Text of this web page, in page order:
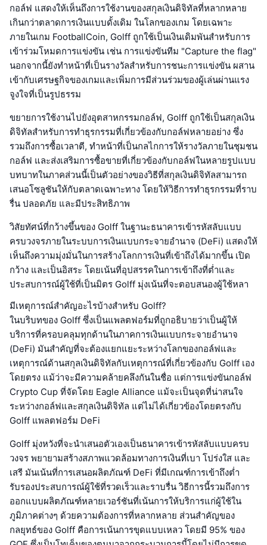
กอล์ฟ แสดงให้เห็นถึงการใช้งานของสกุลเงินดิจิทัลที่หลากหลาย
เกินกว่าตลาดการเงินแบบดั้งเดิม ในโลกของเกม โดยเฉพาะ
ภายในเกม FootballCoin, Golff ถูกใช้เป็นเงินเดิมพันสำหรับการ
เข้าร่วมโหมดการแข่งขัน เช่น การแข่งขันทีม "Capture the flag"
นอกจากนี้ยังทำหน้าที่เป็นรางวัลสำหรับการชนะการแข่งขัน ผสาน
เข้ากับเศรษฐกิจของเกมและเพิ่มการมีส่วนร่วมของผู้เล่นผ่านแรง
จูงใจที่เป็นรูปธรรม
ขยายการใช้งานไปยังอุตสาหกรรมกอล์ฟ, Golff ถูกใช้เป็นสกุลเงิน
ดิจิทัลสำหรับการทำธุรกรรมที่เกี่ยวข้องกับกอล์ฟหลายอย่าง ซึ่ง
รวมถึงการซื้อเวลาตี, ทำหน้าที่เป็นกลไกการให้รางวัลภายในชุมชน
กอล์ฟ และส่งเสริมการซื้อขายที่เกี่ยวข้องกับกอล์ฟในหลายรูปแบบ
บทบาทในภาคส่วนนี้เป็นตัวอย่างของวิธีที่สกุลเงินดิจิทัลสามารถ
เสนอโซลูชันให้กับตลาดเฉพาะทาง โดยให้วิธีการทำธุรกรรมที่ราบ
รื่น ปลอดภัย และมีประสิทธิภาพ
วิสัยทัศน์ที่กว้างขึ้นของ Golff ในฐานะธนาคารเข้ารหัสลับแบบ
ครบวงจรภายในระบบการเงินแบบกระจายอำนาจ (DeFi) แสดงให้
เห็นถึงความมุ่งมั่นในการสร้างโลกการเงินที่เข้าถึงได้มากขึ้น เปิด
กว้าง และเป็นอิสระ โดยเน้นที่อุปสรรคในการเข้าถึงที่ต่ำและ
ประสบการณ์ผู้ใช้ที่เป็นมิตร Golff มุ่งเน้นที่จะตอบสนองผู้ใช้หลา
มีเหตุการณ์สำคัญอะไรบ้างสำหรับ Golff?
ในบริบทของ Golff ซึ่งเป็นแพลตฟอร์มที่ถูกอธิบายว่าเป็นผู้ให้
บริการที่ครอบคลุมทุกด้านในภาคการเงินแบบกระจายอำนาจ
(DeFi) มันสำคัญที่จะต้องแยกแยะระหว่างโลกของกอล์ฟและ
เหตุการณ์ด้านสกุลเงินดิจิทัลกับเหตุการณ์ที่เกี่ยวข้องกับ Golff เอง
โดยตรง แม้ว่าจะมีความคล้ายคลึงกันในชื่อ แต่การแข่งขันกอล์ฟ
Crypto Cup ที่จัดโดย Eagle Alliance แม้จะเป็นจุดที่น่าสนใจ
ระหว่างกอล์ฟและสกุลเงินดิจิทัล แต่ไม่ได้เกี่ยวข้องโดยตรงกับ
Golff แพลตฟอร์ม DeFi
Golff มุ่งหวังที่จะนำเสนอตัวเองเป็นธนาคารเข้ารหัสลับแบบครบ
วงจร พยายามสร้างสภาพแวดล้อมทางการเงินที่เบา โปร่งใส และ
เสรี มันเน้นที่การเสนอผลิตภัณฑ์ DeFi ที่มีเกณฑ์การเข้าถึงต่ำ
รับรองประสบการณ์ผู้ใช้ที่รวดเร็วและราบรื่น วิธีการนี้รวมถึงการ
ออกแบบผลิตภัณฑ์หลายเวอร์ชันที่เน้นการให้บริการแก่ผู้ใช้ใน
ภูมิภาคต่างๆ ด้วยความต้องการที่หลากหลาย ส่วนสำคัญของ
กลยุทธ์ของ Golff คือการเน้นการขุดแบบเหลว โดยมี 95% ของ